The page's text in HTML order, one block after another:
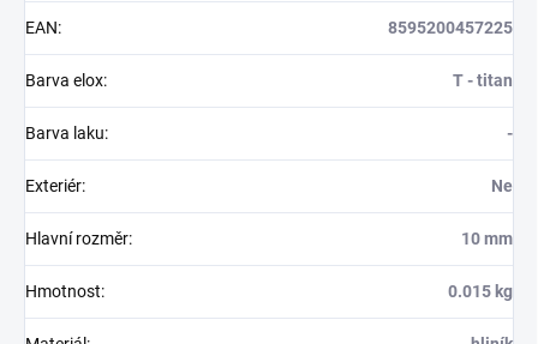
EAN: 8595200457225
Barva elox: T - titan
Barva laku: -
Exteriér: Ne
Hlavní rozměr: 10 mm
Hmotnost: 0.015 kg